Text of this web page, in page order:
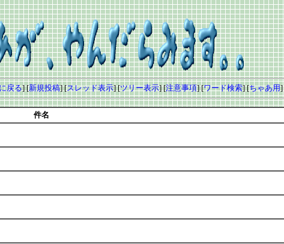
戻る] [新規投稿] [スレッド表示] [ツリー表示] [注意事項] [ワード検索] [ちゃあ用]
件名